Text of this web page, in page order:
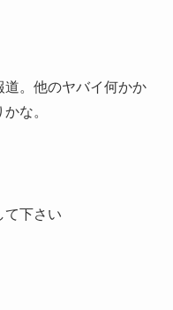
。他のヤバイ何かか
な。
て下さい